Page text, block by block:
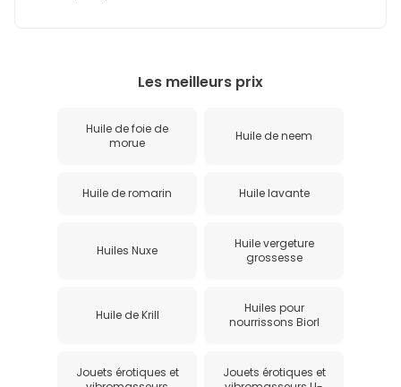
Les meilleurs prix
Huile de foie de
morue
Huile de neem
Huile de romarin Huile lavante
Huiles Nuxe
Huile vergeture
grossesse
Huile de Krill
Huiles pour
nourrissons Biorl
Jouets érotiques et
Jouets érotiques et